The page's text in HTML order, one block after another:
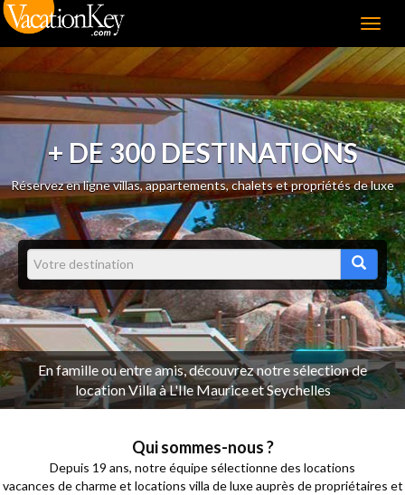
Menu
En famille ou entre amis, découvrez notre sélection de
location Villa à L'Ile Maurice et Seychelles
+ DE 300 DESTINATIONS
Réservez en ligne villas, appartements, chalets et propriétés de luxe
Qui sommes-nous ?
Depuis 19 ans, notre équipe sélectionne des locations
vacances de charme et locations villa de luxe auprès de propriétaires et